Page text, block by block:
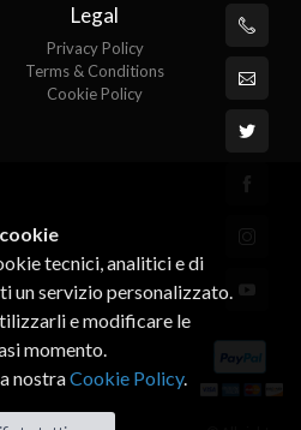
Legal
Privacy Policy
Terms & Conditions
Cookie Policy
tecnici, analitici e di
un servizio personalizzato.
e modificare le
momento.
nostraCookie Policy.